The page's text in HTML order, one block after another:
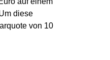
diese
von 10